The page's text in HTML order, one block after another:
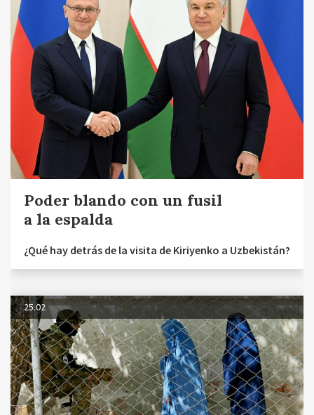
Poder blando con un fusil
a la espalda
¿Qué hay detrás de la visita de Kiriyenko a Uzbekistán?
25.02